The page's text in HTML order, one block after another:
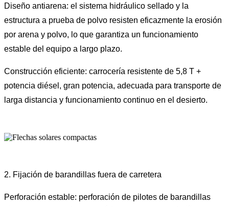
Diseño antiarena: el sistema hidráulico sellado y la
estructura a prueba de polvo resisten eficazmente la erosión
por arena y polvo, lo que garantiza un funcionamiento
estable del equipo a largo plazo.
Construcción eficiente: carrocería resistente de 5,8 T +
potencia diésel, gran potencia, adecuada para transporte de
larga distancia y funcionamiento continuo en el desierto.
2. Fijación de barandillas fuera de carretera
Perforación estable: perforación de pilotes de barandillas